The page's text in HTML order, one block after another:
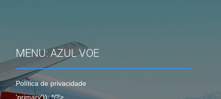
MENU: AZUL VOE
Política de privacidade
'primary')); */?>